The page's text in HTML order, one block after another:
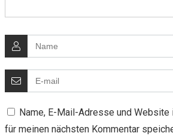
Name, E-Mail-Adresse und
für meinen nächsten Kommentar